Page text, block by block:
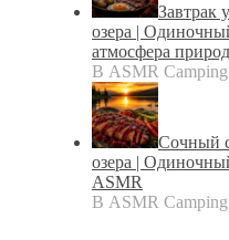
Завтрак
озера |
атмосфера
В ASMR Camping
Сочный
озера |
ASMR
В ASMR Camping